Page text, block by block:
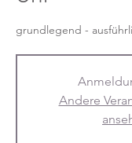
grundlegend -
Andere